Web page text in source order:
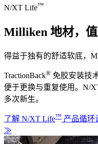
N/XT Life™
Milliken 地材，
得益于独有的舒适软底，
TractionBack® 免胶安装技
便于更换与重复使用。N/
多次新生。
了解 N/XT Life™ 产品循
≫